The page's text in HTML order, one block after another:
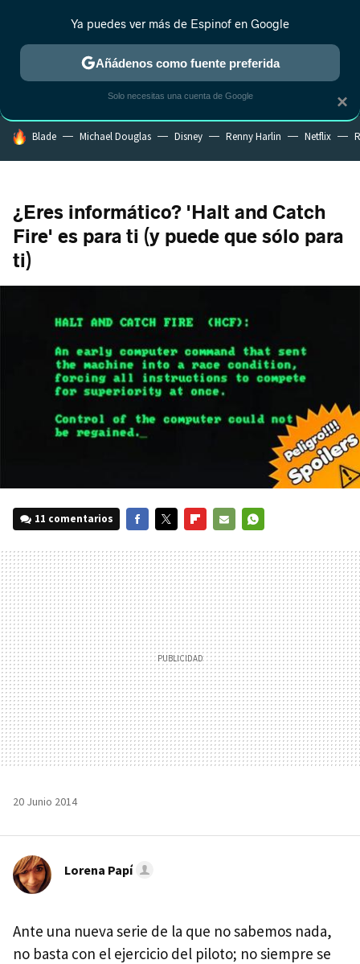
ESTRENOS REALITY ANIME RANKINGS CINE
HOY SE HABLA DE
Blade Michael Douglas Disney Renny Harlin Netflix
¿Eres informático? 'Halt and Catch
Fire' es para ti (y puede que sólo para
ti)
11 comentarios
MAIL
20 Junio 2014
Lorena Papí
Ante una nueva serie de la que no sabemos nada,
no basta con el ejercicio del piloto; no siempre se
×
Ya puedes ver más de Espinof en Google
Añádenos como fuente preferida
Solo necesitas una cuenta de Google